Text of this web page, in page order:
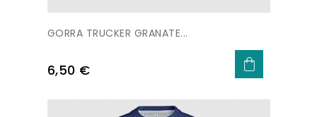
GORRA TRUCKER GRANATE...
Precio
6,50 €